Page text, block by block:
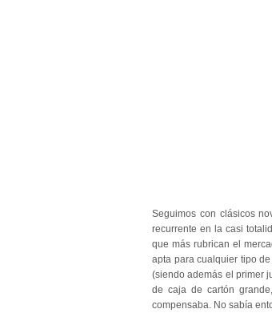
Seguimos con clásicos
recurrente en la casi
que más rubrican el
apta para cualquier tipo
(siendo además el primer
de caja de cartón
compensaba. No sabía